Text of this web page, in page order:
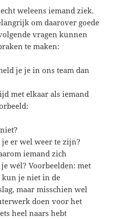
weleens iemand ziek.
om daarover goede
vragen kunnen
te maken:
je je in ons team dan
met elkaar als iemand
er wel weer te zijn?
iemand zich
wél? Voorbeelden: met
kun je niet in de
maar misschien wel
doen voor het
heel naars hebt